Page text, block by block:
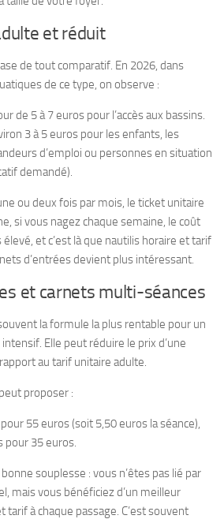
et réduit
de tout comparatif. En 2026, dans
de ce type, on observe :
de 5 à 7 euros pour l’accès aux bassins.
3 à 5 euros pour les enfants, les
d’emploi ou personnes en situation
demandé).
ou deux fois par mois, le ticket unitaire
si vous nagez chaque semaine, le coût
et c’est là que nautilis horaire et tarif
d’entrées devient plus intéressant.
et carnets multi-séances
la formule la plus rentable pour un
Elle peut réduire le prix d’une
au tarif unitaire adulte.
proposer :
55 euros (soit 5,50 euros la séance),
pour 35 euros.
souplesse : vous n’êtes pas lié par
mais vous bénéficiez d’un meilleur
tarif à chaque passage. C’est souvent